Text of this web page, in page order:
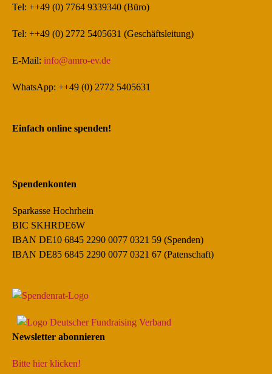
Tel: ++49 (0) 7764 9339340 (Büro)
Tel: ++49 (0) 2772 5405631 (Geschäftsleitung)
E-Mail: info@amro-ev.de
WhatsApp: ++49 (0) 2772 5405631
Einfach online spenden!
Spendenkonten
Sparkasse Hochrhein
BIC SKHRDE6W
IBAN DE10 6845 2290 0077 0321 59 (Spenden)
IBAN DE85 6845 2290 0077 0321 67 (Patenschaft)
Newsletter abonnieren
Bitte hier klicken!